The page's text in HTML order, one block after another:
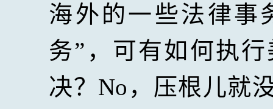
海外的一些法律事
务”，可有如何执
决？ No ，压根儿就